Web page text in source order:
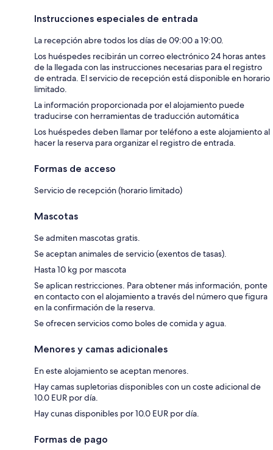
Instrucciones especiales de entrada
La recepción abre todos los días de 09:00 a 19:00.
Los huéspedes recibirán un correo electrónico 24 horas antes
de la llegada con las instrucciones necesarias para el registro
de entrada. El servicio de recepción está disponible en horario
limitado.
La información proporcionada por el alojamiento puede
traducirse con herramientas de traducción automática
Los huéspedes deben llamar por teléfono a este alojamiento al
hacer la reserva para organizar el registro de entrada.
Formas de acceso
Servicio de recepción (horario limitado)
Mascotas
Se admiten mascotas gratis.
Se aceptan animales de servicio (exentos de tasas).
Hasta 10 kg por mascota
Se aplican restricciones. Para obtener más información, ponte
en contacto con el alojamiento a través del número que figura
en la confirmación de la reserva.
Se ofrecen servicios como boles de comida y agua.
Menores y camas adicionales
En este alojamiento se aceptan menores.
Hay camas supletorias disponibles con un coste adicional de
10.0 EUR por día.
Hay cunas disponibles por 10.0 EUR por día.
Formas de pago